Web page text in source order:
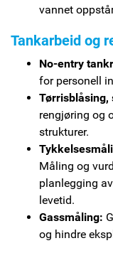
vannet
Tankarbeid og
No-entry
for personell
Tørrisblåsing,
rengjøring og
strukturer.
Måling og
planlegging
levetid.
Gassmåling:
og hindre